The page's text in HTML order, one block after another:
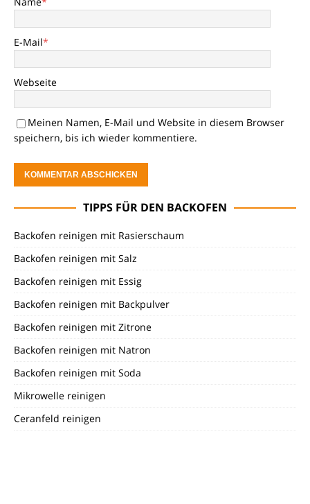
E-Mail*
Webseite
Meinen Namen, E-Mail und Website in diesem Browser
speichern, bis ich wieder kommentiere.
TIPPS FÜR DEN BACKOFEN
Backofen reinigen mit Rasierschaum
Backofen reinigen mit Salz
Backofen reinigen mit Essig
Backofen reinigen mit Backpulver
Backofen reinigen mit Zitrone
Backofen reinigen mit Natron
Backofen reinigen mit Soda
Mikrowelle reinigen
Ceranfeld reinigen